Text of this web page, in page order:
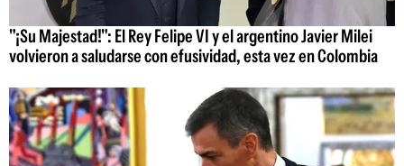
"¡Su Majestad!": El Rey Felipe VI y el argentino Javier Milei
volvieron a saludarse con efusividad, esta vez en Colombia